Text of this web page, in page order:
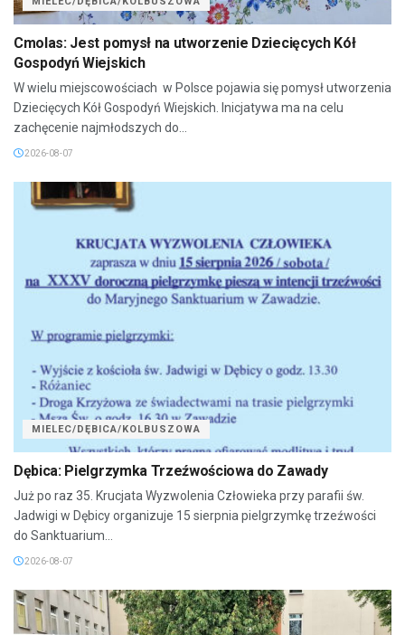
Cmolas: Jest pomysł na utworzenie Dziecięcych Kół
Gospodyń Wiejskich
W wielu miejscowościach w Polsce pojawia się pomysł utworzenia
Dziecięcych Kół Gospodyń Wiejskich. Inicjatywa ma na celu
zachęcenie najmłodszych do...
2026-08-07
MIELEC/DĘBICA/KOLBUSZOWA
Dębica: Pielgrzymka Trzeźwościowa do Zawady
Już po raz 35. Krucjata Wyzwolenia Człowieka przy parafii św.
Jadwigi w Dębicy organizuje 15 sierpnia pielgrzymkę trzeźwości
do Sanktuarium...
2026-08-07